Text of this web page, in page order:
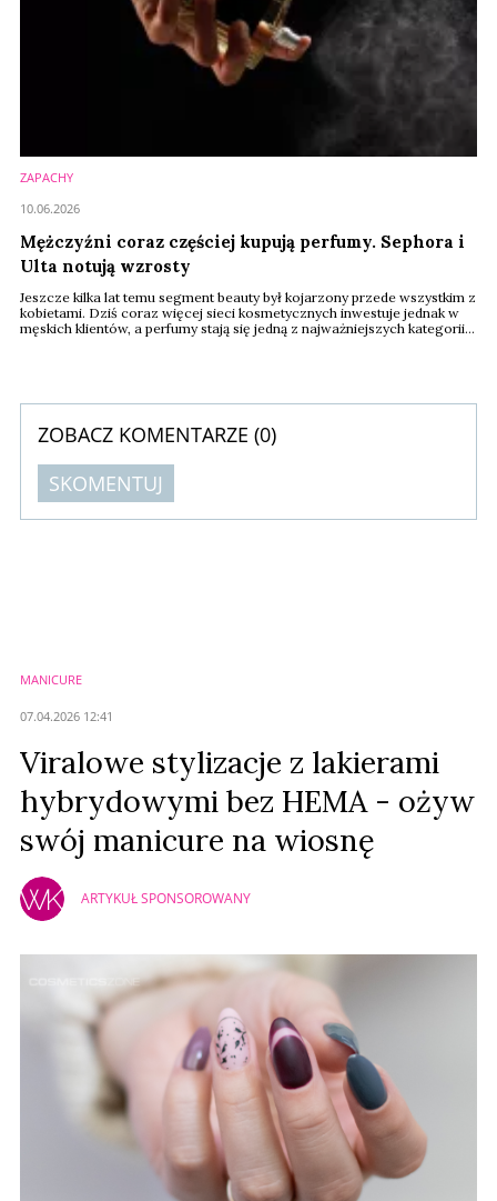
ZAPACHY
Mężczyźni coraz częściej kupują perfumy. Sephora i
Ulta notują wzrosty
Jeszcze kilka lat temu segment beauty był kojarzony przede wszystkim z
kobietami. Dziś coraz więcej sieci kosmetycznych inwestuje jednak w
męskich klientów, a perfumy stają się jedną z najważniejszych kategorii
10.06.2026
ZOBACZ KOMENTARZE (0)
SKOMENTUJ
MANICURE
07.04.2026 12:41
Viralowe stylizacje z lakierami
hybrydowymi bez HEMA - ożyw
swój manicure na wiosnę
ARTYKUŁ SPONSOROWANY